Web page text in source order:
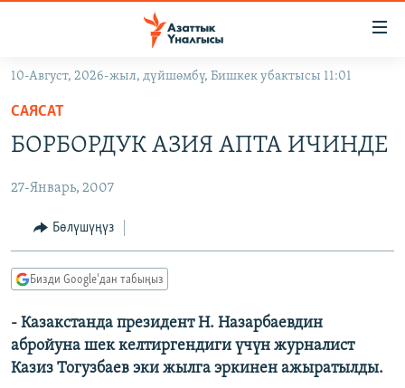
Навигацияга
өтүңүз
Издөөгө
салыңыз
САЯСАТ
ЭКОНОМИКА
ДҮЙНӨ
БОРБОР АЗИЯ
УКРАИНА
АТАЙЫН ИЛИКТӨӨ
БҮГҮН АЗАТТЫКТА
ЭКСПЕРТТЕР ТАЛДАЙТ
БИЗ ЖАНА ДҮЙНӨ
ПОДКАСТ
ӨЗГӨЧӨ ПИКИР
Русский
10-Август, 2026-жыл, дүйшөмбү, Бишкек убактысы 11:01
САЯСАТ
БОРБОРДУК АЗИЯ АПТА ИЧИНДЕ
27-Январь, 2007
Бөлүшүңүз
Бизди Google'дан табыңыз
- Казакстанда президент Н. Назарбаевдин
абройуна шек келтиргендиги үчүн журналист
Казиз Тогузбаев эки жылга эркинен ажыратылды.